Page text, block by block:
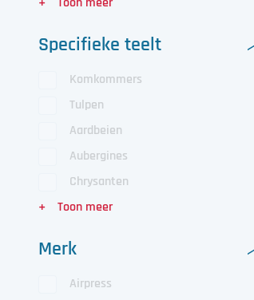
Specifieke teelt
Komkommers
Tulpen
Aardbeien
Aubergines
Chrysanten
Merk
Airpress